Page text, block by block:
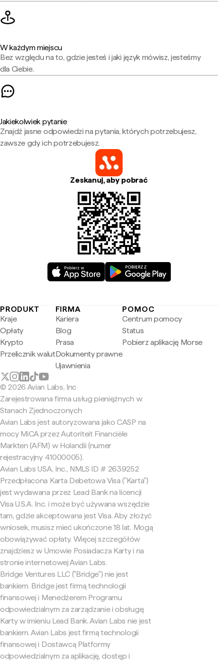
W każdym miejscu
Bez względu na to, gdzie jesteś i jaki język mówisz, jesteśmy
dla Ciebie.
Jakiekolwiek pytanie
Znajdź jasne odpowiedzi na pytania, których potrzebujesz,
zawsze gdy ich potrzebujesz.
Zeskanuj, aby pobrać
PRODUKT
Kraje
Opłaty
Krypto
Przelicznik walut
FIRMA
Kariera
Blog
Prasa
Dokumenty prawne
Ujawnienia
POMOC
Centrum pomocy
Status
Pobierz aplikację Morse
© 2026 Avian Labs, Inc
Zarejestrowana firma usług pieniężnych w
Stanach Zjednoczonych
Avian Labs jest autoryzowana jako CASP na
mocy MiCA przez Autoriteit Financiële
Markten (AFM) w Holandii (numer
rejestracyjny 41000005).
Avian Labs USA, Inc., NMLS ID # 2639252
Przedpłacona Karta Debetowa Visa ("Karta")
jest wydawana przez Lead Bank na licencji
Visa U.S.A. Inc. i może być używana wszędzie
tam, gdzie akceptowana jest Visa. Aby złożyć
wniosek, musisz mieć ukończone 18 lat. Mogą
obowiązywać opłaty. Więcej szczegółów
znajdziesz w Umowie Posiadacza Karty i na
stronie internetowej Avian Labs.
Bridge Ventures LLC ("Bridge") nie jest
bankiem. Bridge jest firmą technologii
finansowej i Menedżerem Programu
odpowiedzialnym za zarządzanie i obsługę
Karty w imieniu Lead Bank. Avian Labs nie jest
bankiem. Avian Labs jest firmą technologii
finansowej i Dostawcą Platformy
odpowiedzialnym za aplikację, dostęp i